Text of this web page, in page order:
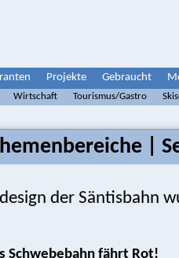
Projekte Gebraucht
Wirtschaft Tourismus/Gastro
|
der Säntisbahn
Schwebebahn fährt Rot!